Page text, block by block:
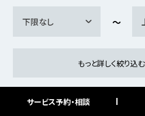
下限なし
もっと詳しく絞り込む
検索
サービス予約・相談